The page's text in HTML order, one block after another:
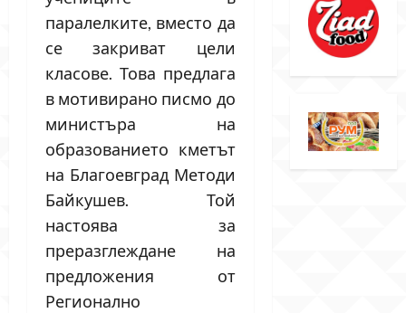
паралелките, вместо да
се закриват цели
класове. Това предлага
в мотивирано писмо до
министъра на
образованието кметът
на Благоевград Методи
Байкушев. Той
настоява за
преразглеждане на
предложения от
Регионално